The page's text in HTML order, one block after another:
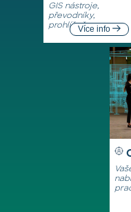
GIS nástroje,
převodníky,
prohlížečeVíce info